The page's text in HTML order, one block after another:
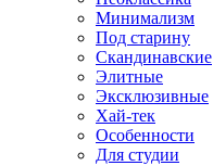
Минимализм
Под старину
Скандинавские
Элитные
Эксклюзивные
Хай-тек
Особенности
Для студии